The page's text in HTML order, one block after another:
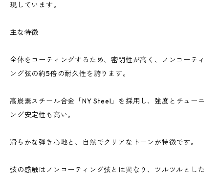
現しています。​
主な特徴
全体をコーティングするため、密閉性が高く、ノンコーティ
ング弦の約5倍の耐久性を誇ります。​
高炭素スチール合金「NY Steel」を採用し、強度とチューニ
ング安定性も高い。​
滑らかな弾き心地と、自然でクリアなトーンが特徴です。​
弦の感触はノンコーティング弦とは異なり、ツルツルとした